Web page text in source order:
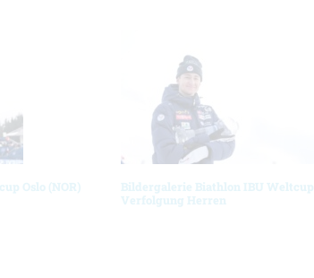
Oslo (NOR)
Bildergalerie Biathlon IBU Weltcup
Verfolgung Herren